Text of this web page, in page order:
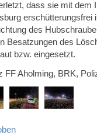
dass sie mit dem
erschütterungsfrei
des
Besatzungen des
bzw. eingesetzt.
FF Aholming, BRK,